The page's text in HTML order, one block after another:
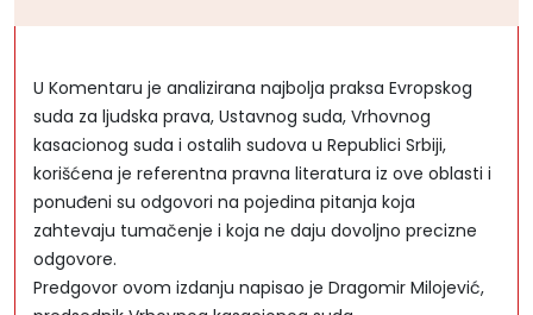
U Komentaru je analizirana najbolja praksa Evropskog
suda za ljudska prava, Ustavnog suda, Vrhovnog
kasacionog suda i ostalih sudova u Republici Srbiji,
korišćena je referentna pravna literatura iz ove oblasti i
ponuđeni su odgovori na pojedina pitanja koja
zahtevaju tumačenje i koja ne daju dovoljno precizne
odgovore.
Predgovor ovom izdanju napisao je Dragomir Milojević,